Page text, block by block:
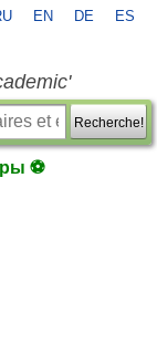
EN DE ES
Recherche!
⚽